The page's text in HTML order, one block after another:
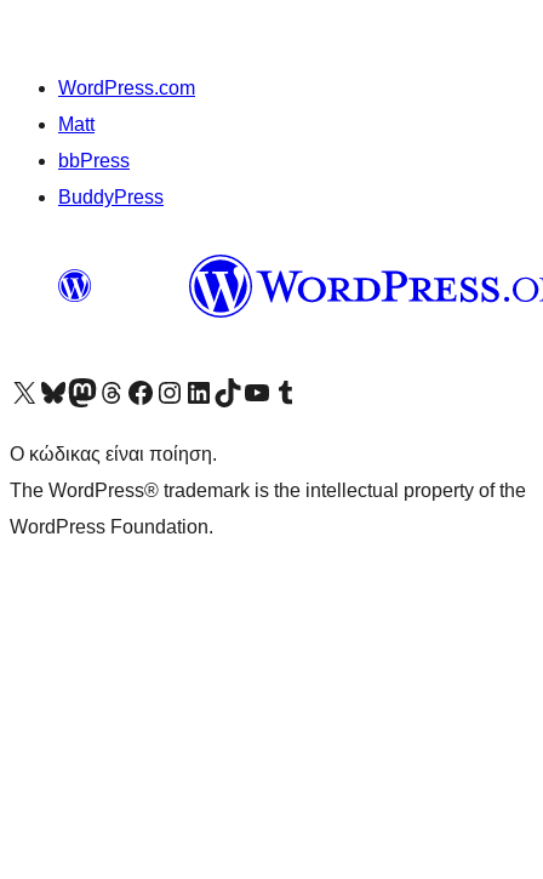
WordPress.com
Matt
bbPress
BuddyPress
Visit our X (formerly Twitter) account
Visit our Bluesky account
Επισκεφθείτε τον λογαριασμό μας στο Mastodon
Visit our Threads account
Επισκεφτείτε τη σελίδα μας στο Facebook
Επισκεφθείτε τον λογαριασμό μας Instagram
Επισκεφθείτε τον λογαριασμό μας LinkedIn
Visit our TikTok account
Visit our YouTube channel
Visit our Tumblr account
Ο κώδικας είναι ποίηση.
The WordPress® trademark is the intellectual property of the
WordPress Foundation.